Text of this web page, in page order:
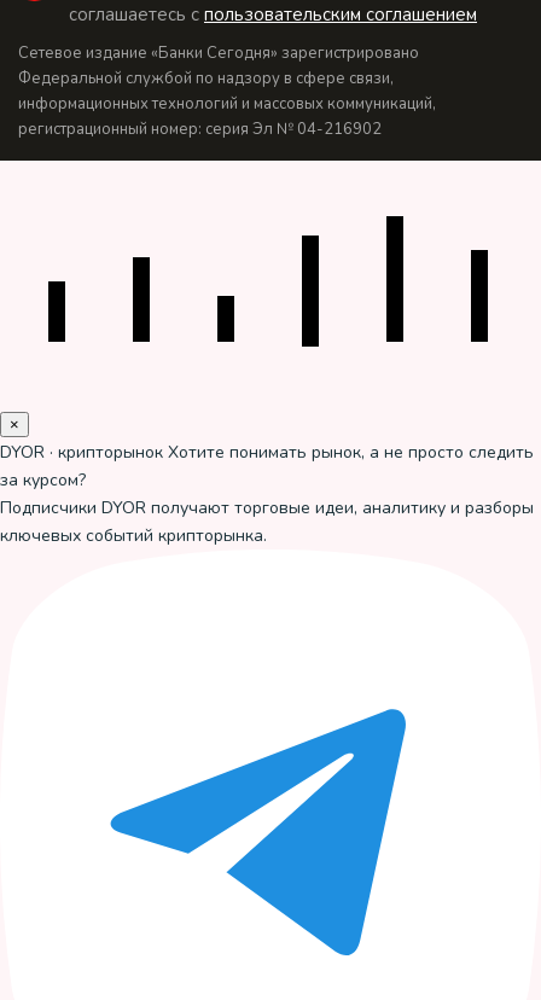
соглашаетесь с пользовательским соглашением
Сетевое издание «Банки Сегодня» зарегистрировано
Федеральной службой по надзору в сфере связи,
информационных технологий и массовых коммуникаций,
регистрационный номер: серия Эл № 04-216902
×
DYOR · крипторынок Хотите понимать рынок, а не просто следить
за курсом?
Подписчики DYOR получают торговые идеи, аналитику и разборы
ключевых событий крипторынка.